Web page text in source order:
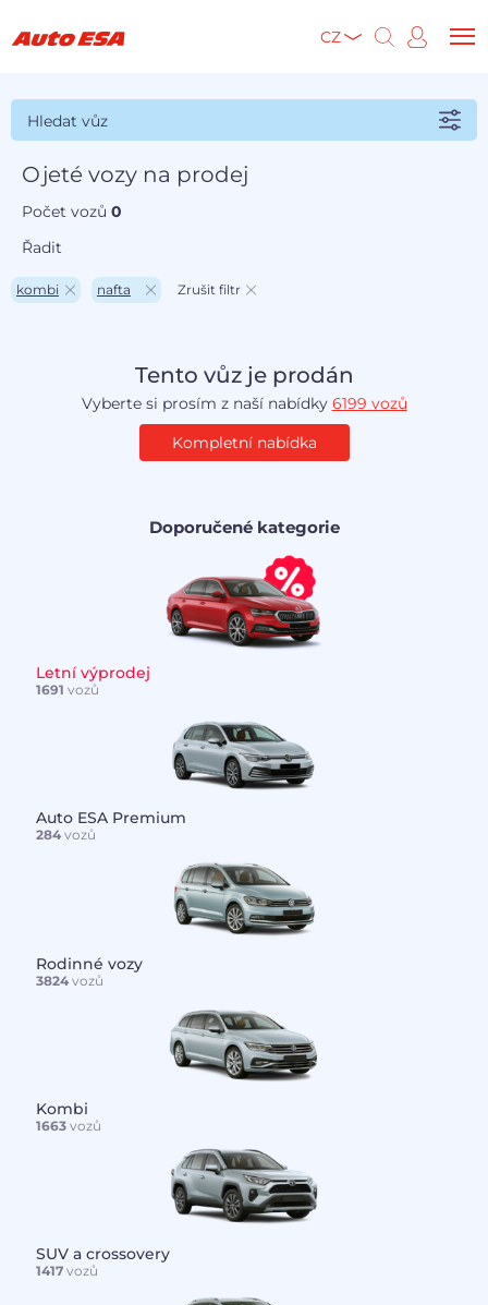
CZ
Hledat vůz
Ojeté vozy na prodej
Počet vozů0
Řadit
kombi nafta Zrušit filtr
Tento vůz je prodán
Vyberte si prosím z naší nabídky 6199 vozů
Kompletní nabídka
Doporučené kategorie
Letní výprodej
1691 vozů
Auto ESA Premium
284vozů
Rodinné vozy
3824vozů
Kombi
1663vozů
SUV a crossovery
1417vozů